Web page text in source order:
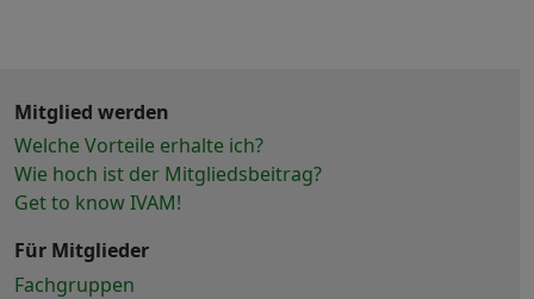
Mitglied werden
Welche Vorteile erhalte ich?
Wie hoch ist der Mitgliedsbeitrag?
Get to know IVAM!
Für Mitglieder
Fachgruppen